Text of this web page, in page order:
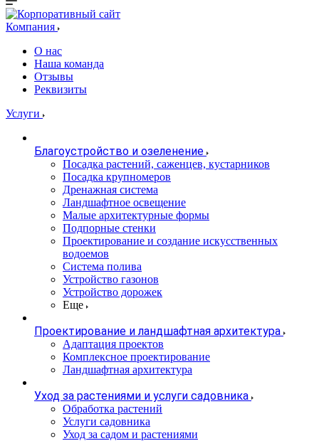
Компания
О нас
Наша команда
Отзывы
Реквизиты
Услуги
Благоустройство и озеленение
Посадка растений, саженцев, кустарников
Посадка крупномеров
Дренажная система
Ландшафтное освещение
Малые архитектурные формы
Подпорные стенки
Проектирование и создание искусственных
водоемов
Система полива
Устройство газонов
Устройство дорожек
Еще
Проектирование и ландшафтная архитектура
Адаптация проектов
Комплексное проектирование
Ландшафтная архитектура
Уход за растениями и услуги садовника
Обработка растений
Услуги садовника
Уход за садом и растениями